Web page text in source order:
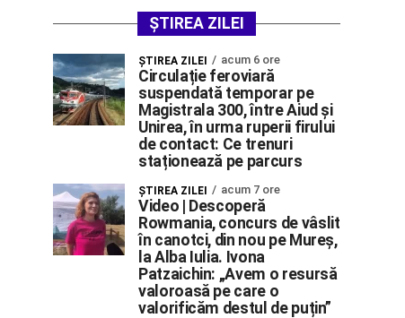
ȘTIREA ZILEI
ŞTIREA ZILEI acum 6 ore
Circulație feroviară
suspendată temporar pe
Magistrala 300, între Aiud și
Unirea, în urma ruperii firului
de contact: Ce trenuri
staționează pe parcurs
ŞTIREA ZILEI acum 7 ore
Video | Descoperă
Rowmania, concurs de vâslit
în canotci, din nou pe Mureș,
la Alba Iulia. Ivona
Patzaichin: „Avem o resursă
valoroasă pe care o
valorificăm destul de puțin”